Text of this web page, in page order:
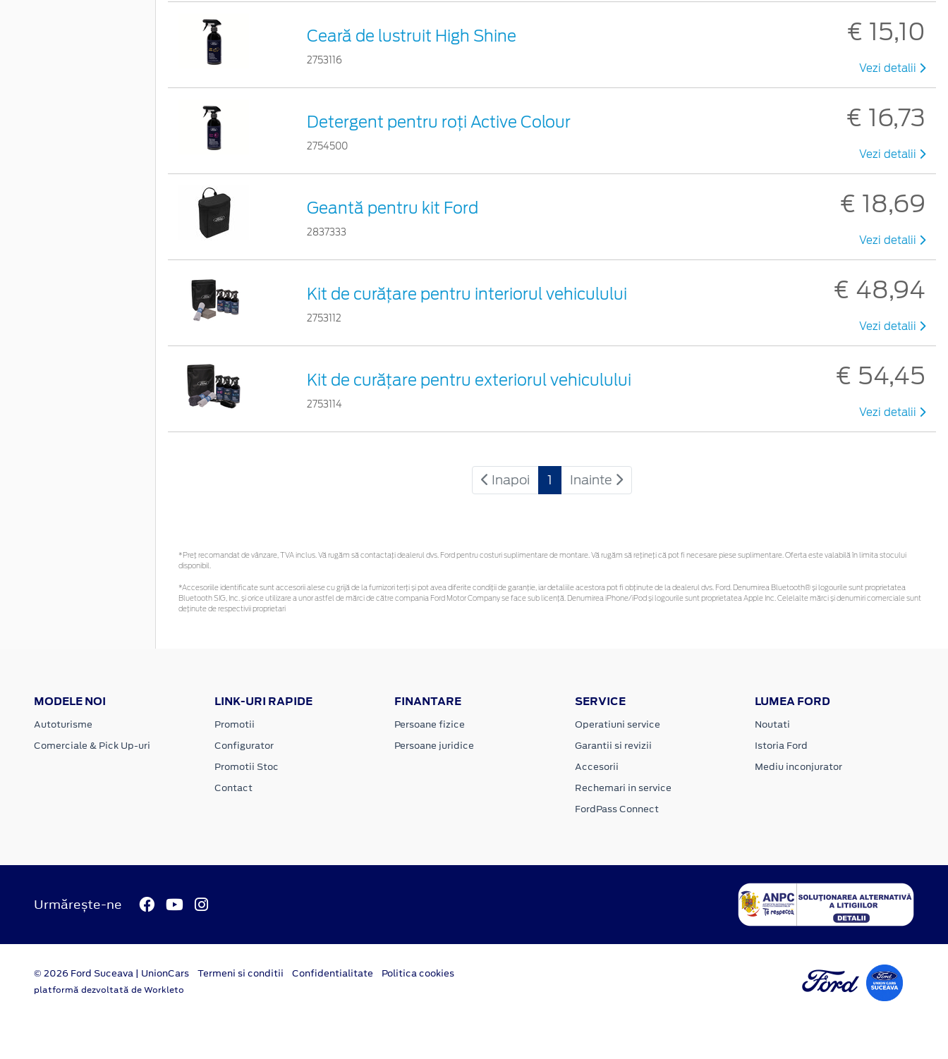
Ceară de lustruit High Shine
2753116
€ 15,10
Vezi detalii
Detergent pentru roți Active Colour
2754500
€ 16,73
Vezi detalii
Geantă pentru kit Ford
2837333
€ 18,69
Vezi detalii
Kit de curățare pentru interiorul vehiculului
2753112
€ 48,94
Vezi detalii
Kit de curățare pentru exteriorul vehiculului
2753114
€ 54,45
Vezi detalii
Inapoi 1 Inainte
*Preţ recomandat de vânzare, TVA inclus. Vă rugăm să contactaţi dealerul dvs. Ford pentru costuri suplimentare de montare. Vă rugăm să rețineți că pot fi necesare piese suplimentare. Oferta este valabilă în limita stocului
disponibil.
*Accesoriile identificate sunt accesorii alese cu grijă de la furnizori terți și pot avea diferite condiții de garanție, iar detaliile acestora pot fi obținute de la dealerul dvs. Ford. Denumirea Bluetooth® și logourile sunt proprietatea
Bluetooth SIG, Inc. și orice utilizare a unor astfel de mărci de către compania Ford Motor Company se face sub licență. Denumirea iPhone/iPod și logourile sunt proprietatea Apple Inc. Celelalte mărci și denumiri comerciale sunt
deținute de respectivii proprietari
MODELE NOI
Autoturisme
Comerciale & Pick Up-uri
LINK-URI RAPIDE
Promotii
Configurator
Promotii Stoc
Contact
FINANTARE
Persoane fizice
Persoane juridice
SERVICE
Operatiuni service
Garantii si revizii
Accesorii
Rechemari in service
FordPass Connect
LUMEA FORD
Noutati
Istoria Ford
Mediu inconjurator
Urmărește-ne
© 2026 Ford Suceava | UnionCars Termeni si conditii Confidentialitate Politica cookies
platformă dezvoltată de Workleto